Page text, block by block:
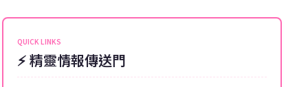
角色名稱：您遊戲中的角色名稱。
等級：角色的當前等級。
可直接聯絡客服查詢訂單進度。
QUICK LINKS
⚡ 精靈情報傳送門